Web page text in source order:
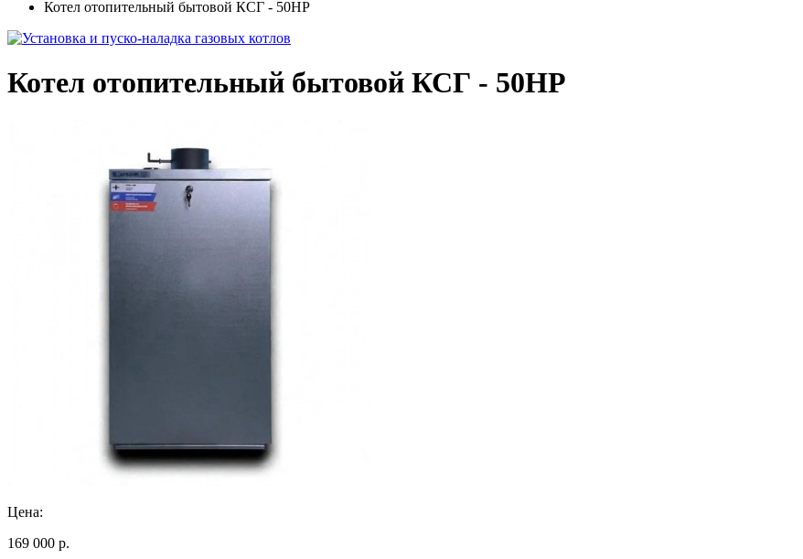
Котел отопительный бытовой КСГ - 50НР
Котел отопительный бытовой КСГ - 50НР
Цена:
169 000 р.